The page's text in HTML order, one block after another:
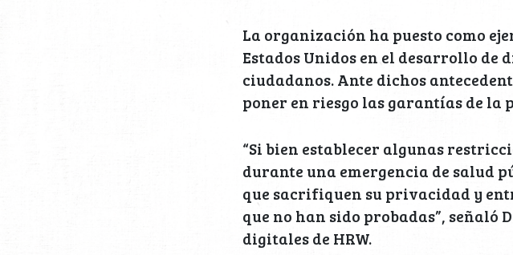
La organización ha puesto como
Estados Unidos en el desarrollo de
ciudadanos. Ante dichos
poner en riesgo las garantías de
“Si bien establecer algunas
durante una emergencia de salud
que sacrifiquen su privacidad y
que no han sido probadas”, señaló
digitales de HRW.